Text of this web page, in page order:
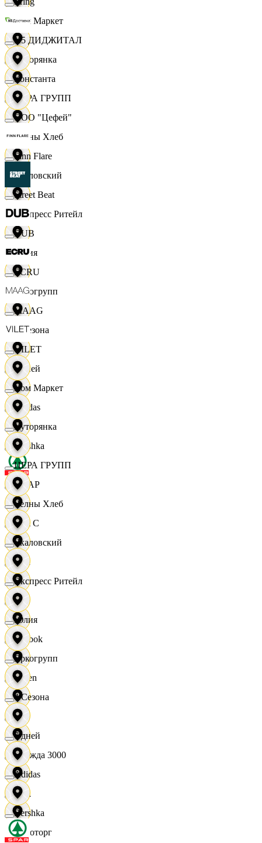
Хом Маркет
Хуторянка
ЦЕРА ГРУПП
Челны Хлеб
Чкаловский
Экспресс Ритейл
Юлия
Яркогрупп
4 Сезона
7 дней
Adidas
Bershka
СПАР
M A C
OBI
RE
Reebok
Seven
XC
Одежда 3000
Zara
Агроторг
X5 ДИДЖИТАЛ
Константа
ООО "Цефей"
Finn Flare
Street Beat
DUB
ECRU
MAAG
VILET
Хом Маркет
Хуторянка
ЦЕРА ГРУПП
Челны Хлеб
Чкаловский
Экспресс Ритейл
Юлия
Яркогрупп
4 Сезона
7 дней
Adidas
Bershka